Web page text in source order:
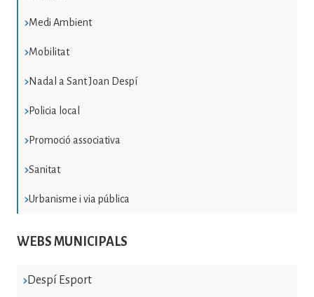
Medi Ambient
Mobilitat
Nadal a Sant Joan Despí
Policia local
Promoció associativa
Sanitat
Urbanisme i via pública
WEBS MUNICIPALS
Despí Esport